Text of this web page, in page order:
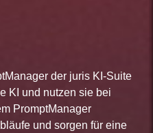
der juris KI-Suite
KI und nutzen sie bei
PromptManager
und sorgen für eine